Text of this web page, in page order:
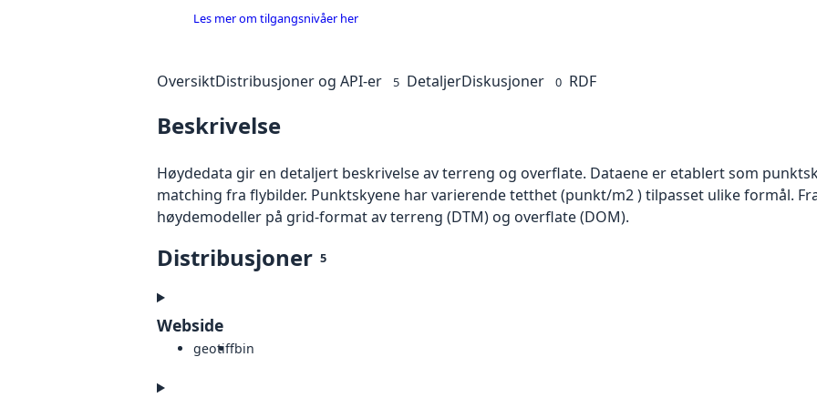
Les mer om tilgangsnivåer her
OversiktDistribusjoner og API-er 5 DetaljerDiskusjoner 0 RDF
Beskrivelse
Høydedata gir en detaljert beskrivelse av terreng og overflate. Dataene er etablert som
matching fra flybilder. Punktskyene har varierende tetthet (punkt/m2 ) tilpasset ulike formål.
høydemodeller på grid-format av terreng (DTM) og overflate (DOM).
Distribusjoner 5
Webside
geotiffbin